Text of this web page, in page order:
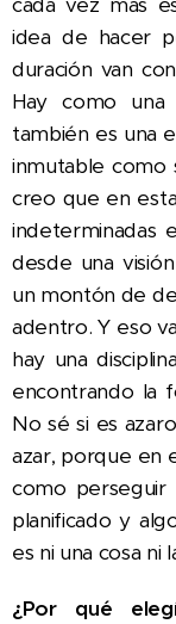
idea de hacer
duración van
Hay como
también es una
inmutable como
creo que en
indeterminadas
desde una
un montón de
adentro. Y eso
hay una
encontrando la
No sé si es
azar, porque en
como
planificado y
es ni una cosa ni
¿Por qué